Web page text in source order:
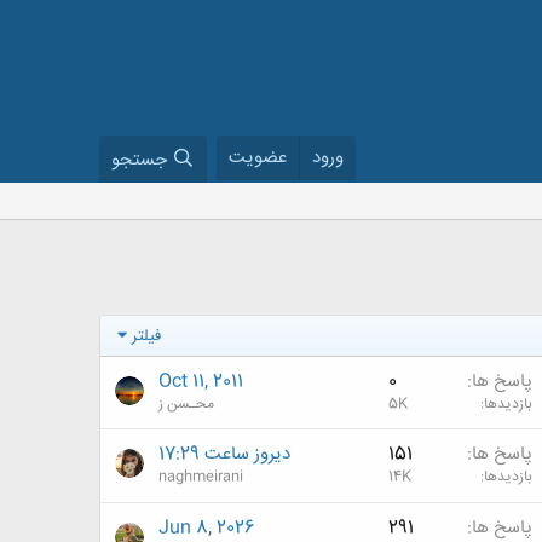
ورود عضویت جستجو
فیلتر
پاسخ ها 0
بازدیدها 5K
Oct 11, 2011
محـسن ز
پاسخ ها 151
بازدیدها 14K
دیروز ساعت 17:29
naghmeirani
پاسخ ها 291
Jun 8, 2026